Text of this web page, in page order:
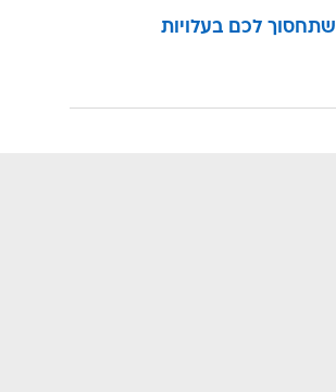
המהפכה של וואלה Fiber שתחסוך לכם בעלויות